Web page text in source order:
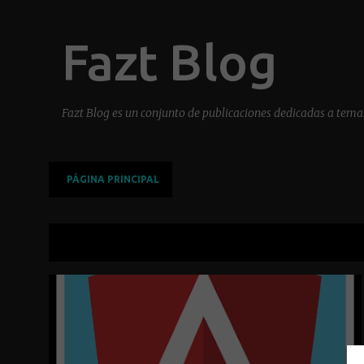
Fazt Blog
Fazt Blog es un conjunto de publicaciones dedicadas a
PÁGINA PRINCIPAL
ANGULAR MEAN